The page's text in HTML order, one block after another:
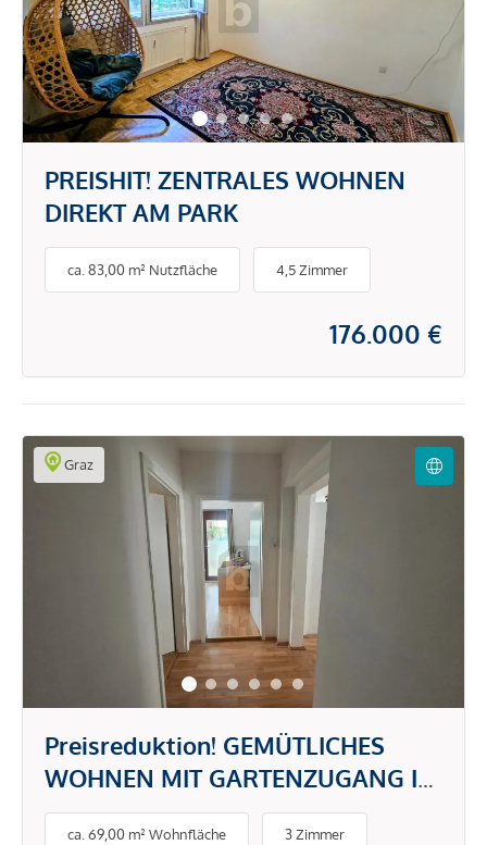
PREISHIT! ZENTRALES WOHNEN
DIREKT AM PARK
ca. 83,00 m² Nutzfläche 4,5 Zimmer
176.000 €
Graz
Preisreduktion! GEMÜTLICHES
WOHNEN MIT GARTENZUGANG IN
RUHIGER LAGE
ca. 69,00 m² Wohnfläche 3 Zimmer